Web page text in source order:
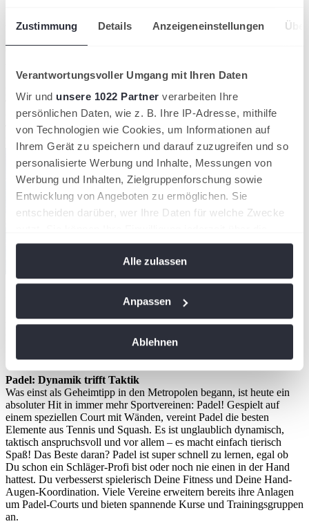
Zustimmung Details Anzeigeneinstellungen
Verantwortungsvoller Umgang mit Ihren Daten
Wir und unsere 1022 Partner verarbeiten Ihre
persönlichen Daten, wie z. B. Ihre IP-Adresse, mithilfe
von Technologien wie Cookies, um Informationen auf
Ihrem Gerät zu speichern und darauf zuzugreifen und so
personalisierte Werbung und Inhalte, Messungen von
Werbung und Inhalten, Zielgruppenforschung sowie
Entwicklung von Angeboten zu ermöglichen. Sie
entscheiden darüber, wer Ihre Daten für welche Zwecke
Cookie-Erklärung oder durch Klicken auf das Privacy
Trigger Symbol ändern oder widerrufen
Wenn Sie es erlauben, würden wir auch gerne:
bestimmten Merkmalen (Fingerprinting) identifizieren
Erfahren Sie mehr darüber, wie Ihre persönlichen Daten
verarbeitet werden, und legen Sie Ihre Präferenzen im
Abschnitt Einzelheitenfest.
Wir verwenden Cookies, um Inhalte und Anzeigen zu
personalisieren, Funktionen für soziale Medien anbieten
zu können und die Zugriffe auf unsere Website zu
analysieren. Außerdem geben wir Informationen zu Ihrer
Alle zulassen
Anpassen
Ablehnen
Padel & Pickleball erobern
Bereit für den Sommer 2025? Wir schon! Denn zwei der heißesten
Trendsportarten, die diesen Sommer erobern werden, sind direkt bei
uns zu Hause: Padel und Pickleball!
Trendsport
Hessischer Tennis-Verband
5 der Trendsportarten für den kommenden Sommer gekürt, und es
ist kein Zufall, dass Padel und Pickleball ganz vorne mit dabei sind.
Fitness, sondern auch starke Gemeinschaftserlebnisse und eine Prise
Spielspaß, die einfach süchtig macht.
Padel: Dynamik trifft Taktik
Was einst als Geheimtipp in den Metropolen begann, ist heute ein
absoluter Hit in immer mehr Sportvereinen: Padel! Gespielt auf
einem speziellen Court mit Wänden, vereint Padel die besten
Elemente aus Tennis und Squash. Es ist unglaublich dynamisch,
taktisch anspruchsvoll und vor allem – es macht einfach tierisch
Spaß! Das Beste daran? Padel ist super schnell zu lernen, egal ob
Du schon ein Schläger-Profi bist oder noch nie einen in der Hand
hattest. Du verbesserst spielerisch Deine Fitness und Deine Hand-
Augen-Koordination. Viele Vereine erweitern bereits ihre Anlagen
um Padel-Courts und bieten spannende Kurse und Trainingsgruppen
an.